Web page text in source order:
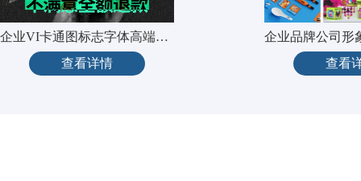
企业VI卡通图标志字体高端头像
查看详情
查看